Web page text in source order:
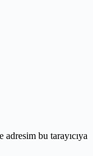
bu tarayıcıya